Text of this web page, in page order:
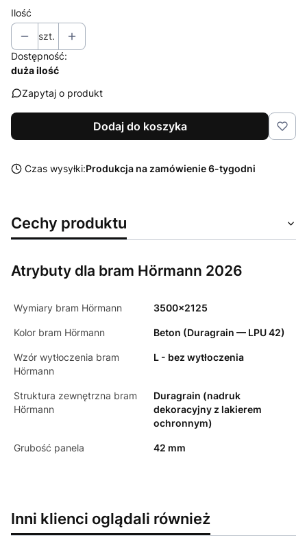
Ilość
szt.
Dostępność:
duża ilość
Zapytaj o produkt
Dodaj do koszyka
Czas wysyłki:Produkcja na zamówienie 6-tygodni
Cechy produktu
Atrybuty dla bram Hörmann 2026
Wymiary bram Hörmann 3500x2125
Kolor bram Hörmann Beton (Duragrain — LPU 42)
Wzór wytłoczenia bram
Hörmann
L - bez wytłoczenia
Struktura zewnętrzna bram
Hörmann
Duragrain (nadruk
dekoracyjny z lakierem
ochronnym)
Grubość panela 42 mm
Inni klienci oglądali również